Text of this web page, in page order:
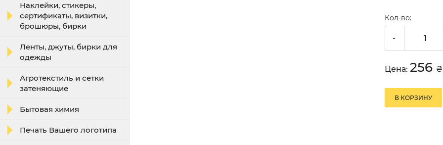
Наклейки, стикеры,
сертификаты, визитки,
брошюры, бирки
Ленты, джуты, бирки для
одежды
Агротекстиль и сетки
затеняющие
Бытовая химия
Печать Вашего логотипа
Кол-во:
-
Цена: 256 ₴
В КОРЗИНУ